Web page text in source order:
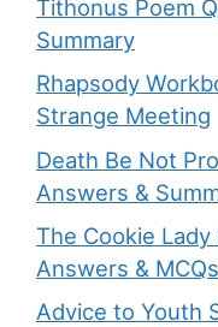
Tithonus Poem
Summary
Rhapsody
Strange Meeting
Death Be Not
Answers &
The Cookie
Answers & MCQs
Advice to Youth